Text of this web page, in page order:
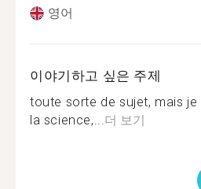
영어
이야기하고 싶은 주제
toute sorte de sujet, mais
la science,...더 보기